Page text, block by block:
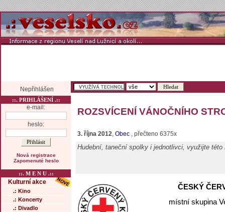
Nepřihlášen
::. PRIHLÁŠENÍ .::
e-mail:
heslo:
Nová registrace
Zapomenuté heslo
::. M E N U .::
Kulturní akce
.: Kino
.: Koncerty
.: Divadlo
ROZSVÍCENÍ VÁNOČNÍHO
3. října 2012, Obec , přečteno 6375x
Hudební, taneční spolky i jednotlivci, využijte
ČESKÝ
místní skupina